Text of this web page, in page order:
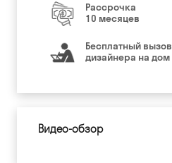
Рассрочка
10 месяцев
Бесплатный вызов
дизайнера на дом
Видео-обзор